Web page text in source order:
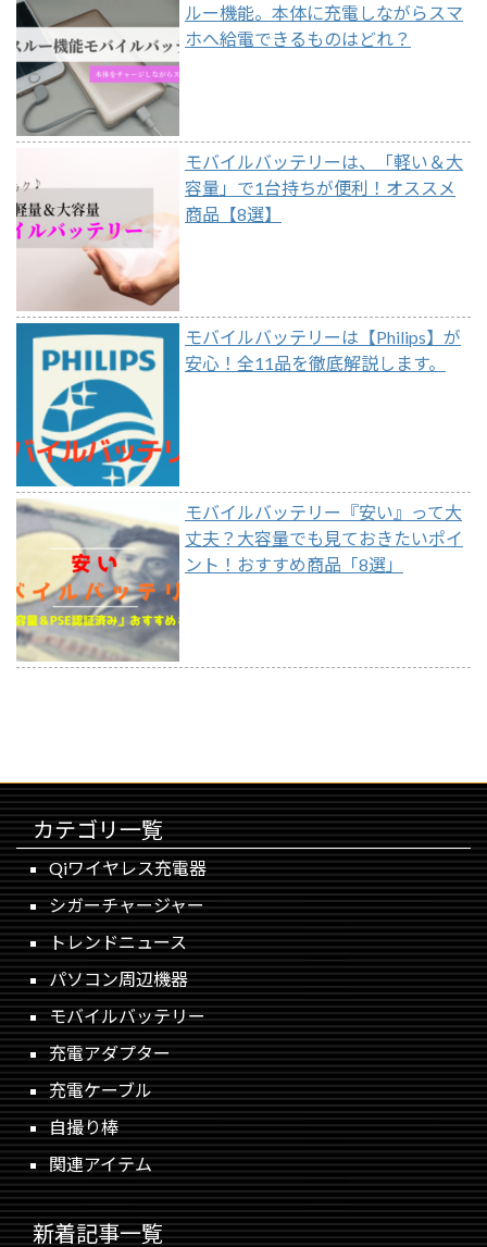
ルー機能。本体に充電しながらスマ
ホへ給電できるものはどれ？
モバイルバッテリーは、「軽い＆大
容量」で1台持ちが便利！オススメ
商品【8選】
モバイルバッテリーは【Philips】が
安心！全11品を徹底解説します。
モバイルバッテリー『安い』って大
丈夫？大容量でも見ておきたいポイ
ント！おすすめ商品「8選」
カテゴリ一覧
Qiワイヤレス充電器
シガーチャージャー
トレンドニュース
パソコン周辺機器
モバイルバッテリー
充電アダプター
充電ケーブル
自撮り棒
関連アイテム
新着記事一覧